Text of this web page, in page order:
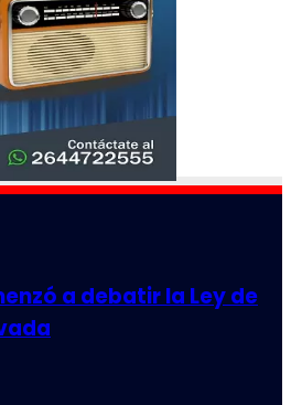
a debatir la Ley de